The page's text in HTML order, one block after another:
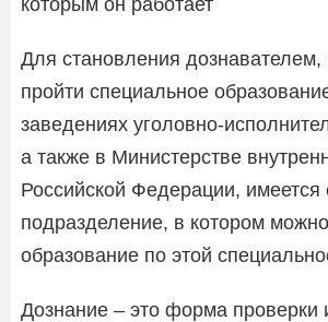
Для становления
пройти специальное
заведениях уголовно-
а также в Министерстве
Российской Федерации, имеется
подразделение, в котором
образование по этой
Дознание – это форма проверки